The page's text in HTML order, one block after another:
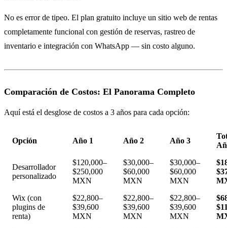
No es error de tipeo. El plan gratuito incluye un sitio web de rentas
completamente funcional con gestión de reservas, rastreo de
inventario e integración con WhatsApp — sin costo alguno.
Comparación de Costos: El Panorama Completo
Aquí está el desglose de costos a 3 años para cada opción:
Opción Año 1 Año 2 Año 3
Desarrollador
personalizado
$120,000–
$250,000
MXN
$30,000–
$60,000
MXN
$30,000–
$60,000
MXN
Wix (con
plugins de
renta)
$22,800–
$39,600
MXN
$22,800–
$39,600
MXN
$22,800–
$39,600
MXN